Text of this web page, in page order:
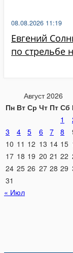
Евгений
по стрельбе
08.08.2026 11:19
Август 2026
Пн Вт Ср Чт Пт Сб
1
3
4 5 6 7 8
10 11 12 13 14 15
17 18 19 20 21 22
24 25 26 27 28 29
31
« Июл